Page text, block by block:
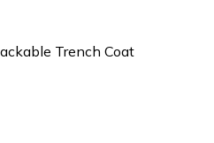
Trench Coat